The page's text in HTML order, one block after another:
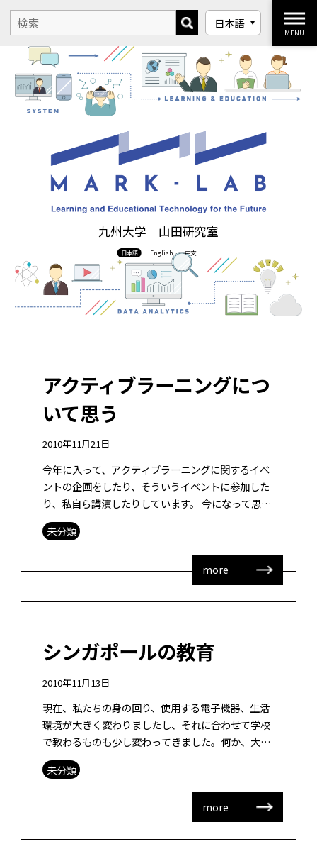
九州大学 山田研究室
日本語 English 中文
MENU
アクティブラーニングにつ
いて思う
2010年11月21日
今年に入って、アクティブラーニングに関するイベ
ントの企画をしたり、そういうイベントに参加した
り、私自ら講演したりしています。 今になって思う
のですが、アクティブラーニングって何のことを言
うんでしょうね。東京大学のイベント […]
未分類
more
シンガポールの教育
2010年11月13日
現在、私たちの身の回り、使用する電子機器、生活
環境が大きく変わりましたし、それに合わせて学校
で教わるものも少し変わってきました。何か、大学
で教育していたものが高等学校へ、中学校へ、小学
校で少しずつ落ちてきているようにも思 […]
未分類
more